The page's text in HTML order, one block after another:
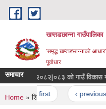
Skip to main content
खप्तडछान्ना गाउँपालिका
'समृद्ध खप्तडछान्नाको
पूर्वाधार
समाचार
आ.व. २०८२|०८३ को गाउँ विकास
Pages
« first ‹ previous
You are here
Home » शिक्षा ऐन